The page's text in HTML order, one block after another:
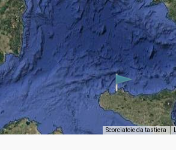
Scorciatoie da tastiera